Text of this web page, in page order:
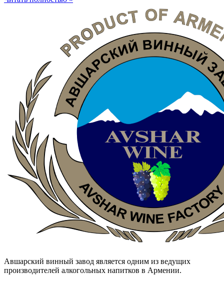
Авшарский винный завод является одним из ведущих
производителей алкогольных напитков в Армении.